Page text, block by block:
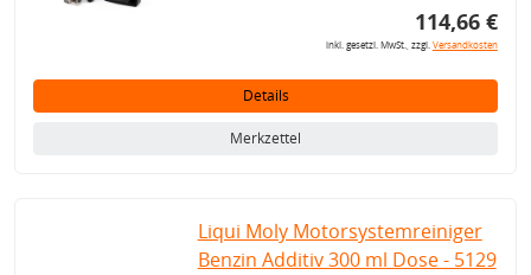
114,66 €
inkl. gesetzl. MwSt., zzgl.Versandkosten
Details
Merkzettel
Liqui Moly Motorsystemreiniger
Benzin Additiv 300 ml Dose - 5129